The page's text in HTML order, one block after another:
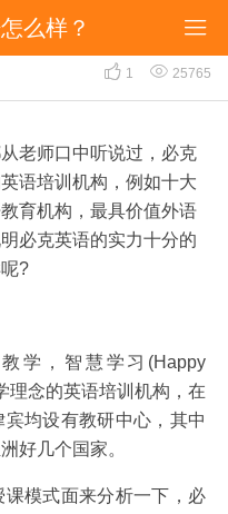

么样？
么样？
 1  25765
老师口中听说过，必克
语培训机构，例如十大
育机构，最具价值外语
必克英语的实力十分的
?
学，智慧学习(Happy
理念的英语培训机构，在
均设有教研中心，其中
好几个国家。
模式面来分析一下，必